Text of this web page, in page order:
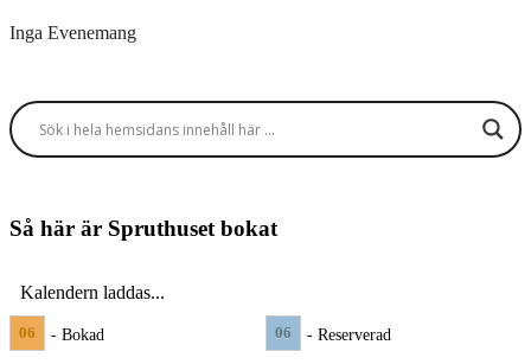
Inga Evenemang
Så här är Spruthuset bokat
Kalendern laddas...
06 - Bokad 06 - Reserverad